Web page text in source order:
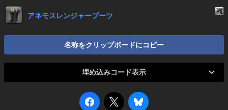
アネモスレンジャーブーツ
名称をクリップボードにコピー
埋め込みコード表示